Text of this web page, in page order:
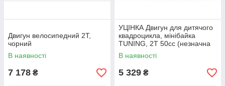
Двигун велосипедний 2Т,
чорний
В наявності
7 178 ₴
УЦІНКА Двигун для дитячого
квадроцикла, мінібайка
TUNING, 2Т 50cc (незначна
вм'ятина на корпусі, див.
фото)
В наявності
5 329 ₴